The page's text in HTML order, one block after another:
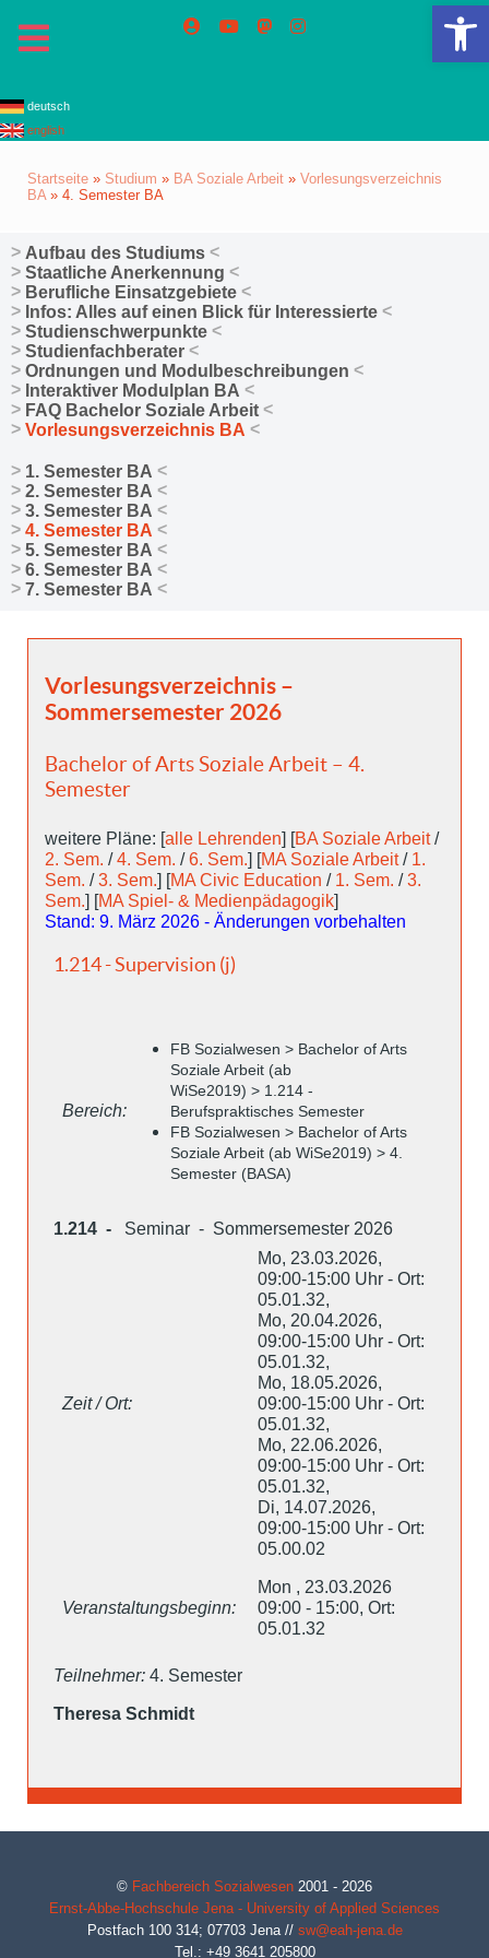
deutsch
english
Startseite » Studium » BA Soziale Arbeit » Vorlesungsverzeichnis
BA» 4. Semester BA
Aufbau des Studiums
Staatliche Anerkennung
Berufliche Einsatzgebiete
Infos: Alles auf einen Blick für Interessierte
Studienschwerpunkte
Studienfachberater
Ordnungen und Modulbeschreibungen
Interaktiver Modulplan BA
FAQ Bachelor Soziale Arbeit
Vorlesungsverzeichnis BA
1. Semester BA
2. Semester BA
3. Semester BA
4. Semester BA
5. Semester BA
6. Semester BA
7. Semester BA
Vorlesungsverzeichnis –
Sommersemester 2026
Bachelor of Arts Soziale Arbeit – 4.
Semester
weitere Pläne: [alle Lehrenden] [BA Soziale Arbeit/
2. Sem. /4. Sem. /6. Sem.] [MA Soziale Arbeit/ 1.
Sem. /3. Sem.] [MA Civic Education / 1. Sem. /3.
Sem.] [MA Spiel- & Medienpädagogik]
Stand: 9. März 2026 - Änderungen vorbehalten
1.214 - Supervision (j)
Bereich:
FB Sozialwesen > Bachelor of Arts
Soziale Arbeit (ab
WiSe2019) > 1.214 -
Berufspraktisches Semester
FB Sozialwesen > Bachelor of Arts
Soziale Arbeit (ab WiSe2019) > 4.
Semester (BASA)
1.214 - Seminar - Sommersemester 2026
Zeit / Ort:
Mo, 23.03.2026,
09:00-15:00 Uhr - Ort:
05.01.32,
Mo, 20.04.2026,
09:00-15:00 Uhr - Ort:
05.01.32,
Mo, 18.05.2026,
09:00-15:00 Uhr - Ort:
05.01.32,
Mo, 22.06.2026,
09:00-15:00 Uhr - Ort:
05.01.32,
Di, 14.07.2026,
09:00-15:00 Uhr - Ort:
05.00.02
Veranstaltungsbeginn:
Mon , 23.03.2026
09:00 - 15:00, Ort:
05.01.32
Teilnehmer: 4. Semester
Theresa Schmidt
© Fachbereich Sozialwesen 2001 - 2026
Ernst-Abbe-Hochschule Jena - University of Applied Sciences
Postfach 100 314; 07703 Jena// sw@eah-jena.de
Tel.: +49 3641 205800